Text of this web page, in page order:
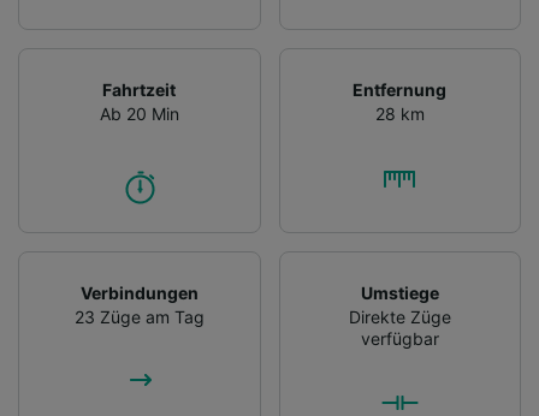
Fahrtzeit
Ab 20 Min
Entfernung
28 km
Verbindungen
23 Züge am Tag
Umstiege
Direkte Züge
verfügbar